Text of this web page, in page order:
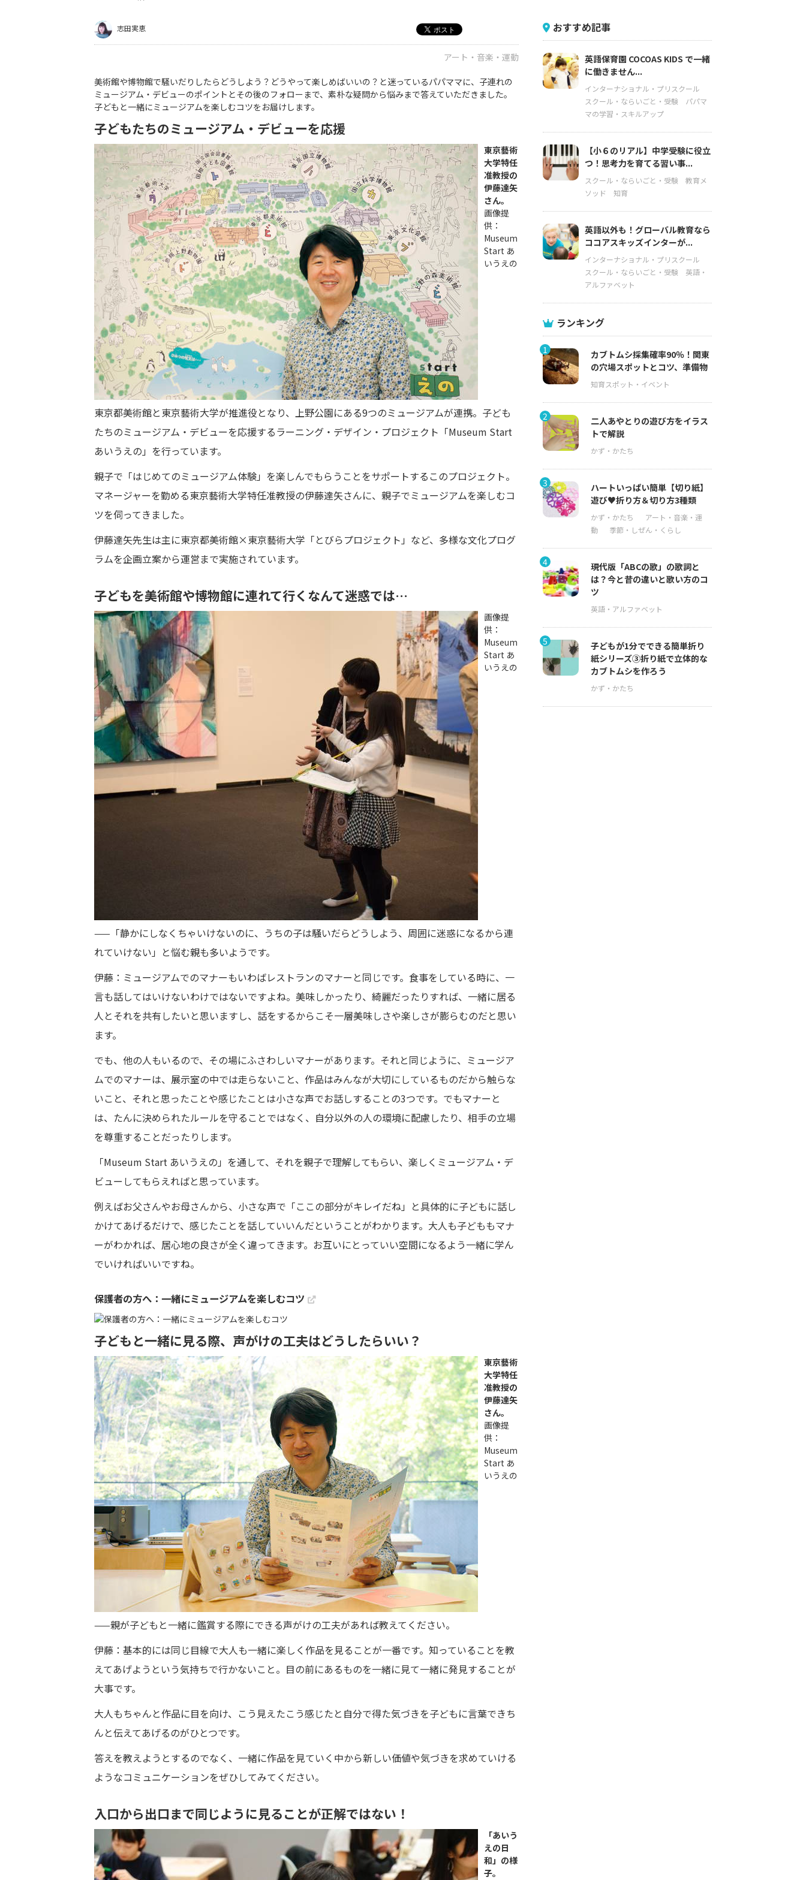
志田実恵
アート・音楽・運動
美術館や博物館で騒いだりしたらどうしよう？どうやって楽しめばいいの？と迷っているパパママに、子連れの
ミュージアム・デビューのポイントとその後のフォローまで、素朴な疑問から悩みまで答えていただきました。
子どもと一緒にミュージアムを楽しむコツをお届けします。
子どもたちのミュージアム・デビューを応援
東京藝術
大学特任
准教授の
伊藤達矢
さん。
画像提
供：
Museum
Start あ
いうえの
東京都美術館と東京藝術大学が推進役となり、上野公園にある9つのミュージアムが連携。子ども
たちのミュージアム・デビューを応援するラーニング・デザイン・プロジェクト「Museum Start
あいうえの」を行っています。
親子で「はじめてのミュージアム体験」を楽しんでもらうことをサポートするこのプロジェクト。
マネージャーを勤める東京藝術大学特任准教授の伊藤達矢さんに、親子でミュージアムを楽しむコ
ツを伺ってきました。
伊藤達矢先生は主に東京都美術館×東京藝術大学「とびらプロジェクト」など、多様な文化プログ
ラムを企画立案から運営まで実施されています。
子どもを美術館や博物館に連れて行くなんて迷惑では…
画像提
供：
Museum
Start あ
いうえの
——「静かにしなくちゃいけないのに、うちの子は騒いだらどうしよう、周囲に迷惑になるから連
れていけない」と悩む親も多いようです。
伊藤：ミュージアムでのマナーもいわばレストランのマナーと同じです。食事をしている時に、一
言も話してはいけないわけではないですよね。美味しかったり、綺麗だったりすれば、一緒に居る
人とそれを共有したいと思いますし、話をするからこそ一層美味しさや楽しさが膨らむのだと思い
ます。
でも、他の人もいるので、その場にふさわしいマナーがあります。それと同じように、ミュージア
ムでのマナーは、展示室の中では走らないこと、作品はみんなが大切にしているものだから触らな
いこと、それと思ったことや感じたことは小さな声でお話しすることの3つです。でもマナーと
は、たんに決められたルールを守ることではなく、自分以外の人の環境に配慮したり、相手の立場
を尊重することだったりします。
「Museum Start あいうえの」を通して、それを親子で理解してもらい、楽しくミュージアム・デ
ビューしてもらえればと思っています。
例えばお父さんやお母さんから、小さな声で「ここの部分がキレイだね」と具体的に子どもに話し
かけてあげるだけで、感じたことを話していいんだということがわかります。大人も子どももマナ
ーがわかれば、居心地の良さが全く違ってきます。お互いにとっていい空間になるよう一緒に学ん
でいければいいですね。
保護者の方へ：一緒にミュージアムを楽しむコツ
子どもと一緒に見る際、声がけの工夫はどうしたらいい？
東京藝術
大学特任
准教授の
伊藤達矢
さん。
画像提
供：
Museum
Start あ
いうえの
——親が子どもと一緒に鑑賞する際にできる声がけの工夫があれば教えてください。
伊藤：基本的には同じ目線で大人も一緒に楽しく作品を見ることが一番です。知っていることを教
えてあげようという気持ちで行かないこと。目の前にあるものを一緒に見て一緒に発見することが
大事です。
大人もちゃんと作品に目を向け、こう見えたこう感じたと自分で得た気づきを子どもに言葉できち
んと伝えてあげるのがひとつです。
答えを教えようとするのでなく、一緒に作品を見ていく中から新しい価値や気づきを求めていける
ようなコミュニケーションをぜひしてみてください。
入口から出口まで同じように見ることが正解ではない！
「あいう
えの日
和」の様
子。
おすすめ記事
英語保育園 COCOAS KIDS で一緒
に働きません...
インターナショナル・プリスクール
スクール・ならいごと・受験
パパマ
マの学習・スキルアップ
【小６のリアル】中学受験に役立
つ！思考力を育てる習い事...
スクール・ならいごと・受験
教育メ
ソッド
知育
英語以外も！グローバル教育なら
ココアスキッズインターが...
インターナショナル・プリスクール
スクール・ならいごと・受験
英語・
アルファベット
ランキング
1
カブトムシ採集確率90％！関東
の穴場スポットとコツ、準備物
2
二人あやとりの遊び方をイラス
トで解説
3
ハートいっぱい簡単【切り紙】
遊び♥折り方＆切り方3種類
4
現代版「ABCの歌」の歌詞と
は？今と昔の違いと歌い方のコ
ツ
5
子どもが1分でできる簡単折り
紙シリーズ③折り紙で立体的な
カブトムシを作ろう